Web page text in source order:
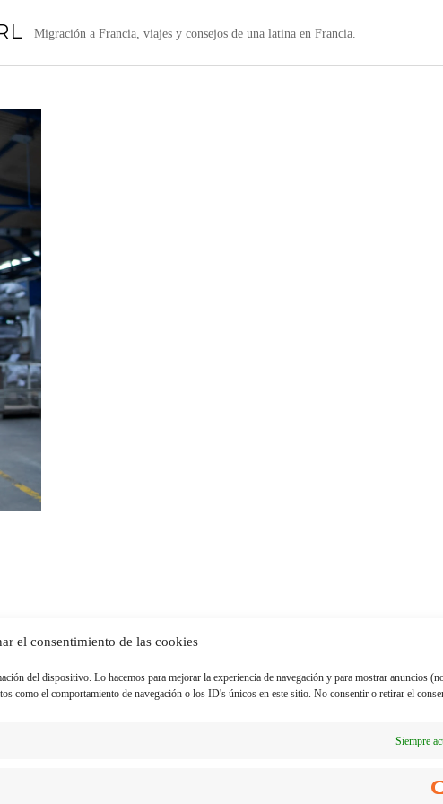
el consentimiento de las cookies
del dispositivo. Lo hacemos para mejorar la experiencia de navegación y para mostrar anuncios
como el comportamiento de navegación o los ID's únicos en este sitio. No consentir o retirar el
Siempre
Migración a Francia, viajes y consejos de una latina en Francia.